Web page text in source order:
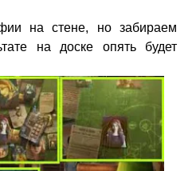
на стене, но забираем
на доске опять будет